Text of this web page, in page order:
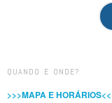
QUANDO E ONDE?
>>>MAPA E